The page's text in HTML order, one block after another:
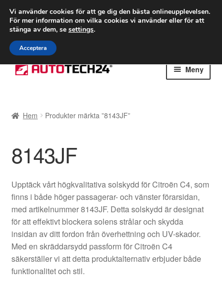
FRAKT från 75 kr
Världsomspännande frakt
Ring 766 924 713
Hoppa
till
Hoppa
till
Meny
Betalningar
Integritetspolicy
Kolla upp
Kontakt
Mitt konto
Hem Produkter märkta ”8143JF”
8143JF
Upptäck vårt högkvalitativa solskydd för Citroën C4, som
finns i både höger passagerar- och vänster förarsidan,
med artikelnummer 8143JF. Detta solskydd är designat
för att effektivt blockera solens strålar och skydda
insidan av ditt fordon från överhettning och UV-skador.
Med en skräddarsydd passform för Citroën C4
säkerställer vi att detta produktalternativ erbjuder både
funktionalitet och stil.
Vi använder cookies för att ge dig den bästa onlineupplevelsen.
För mer information om vilka cookies vi använder eller för att
stänga av dem, se settings.
Acceptera